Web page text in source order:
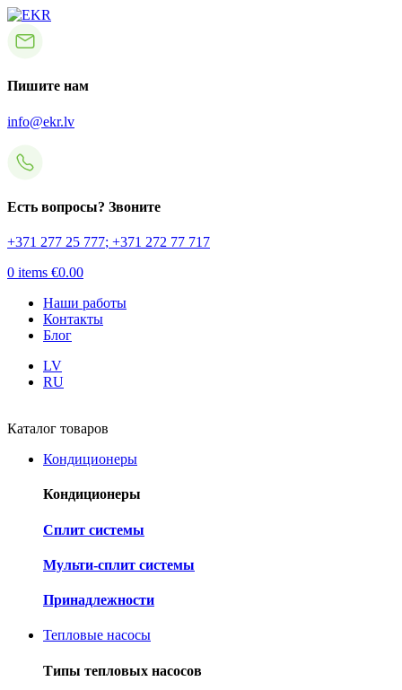
Пишите нам
info@ekr.lv
Есть вопросы? Звоните
+371 277 25 777; +371 272 77 717
0 items €0.00
Наши работы
Контакты
Блог
LV
RU
Каталог товаров
Кондиционеры
Кондиционеры
Cплит системы
Мульти-сплит системы
Принадлежности
Тепловые насосы
Типы тепловых насосов